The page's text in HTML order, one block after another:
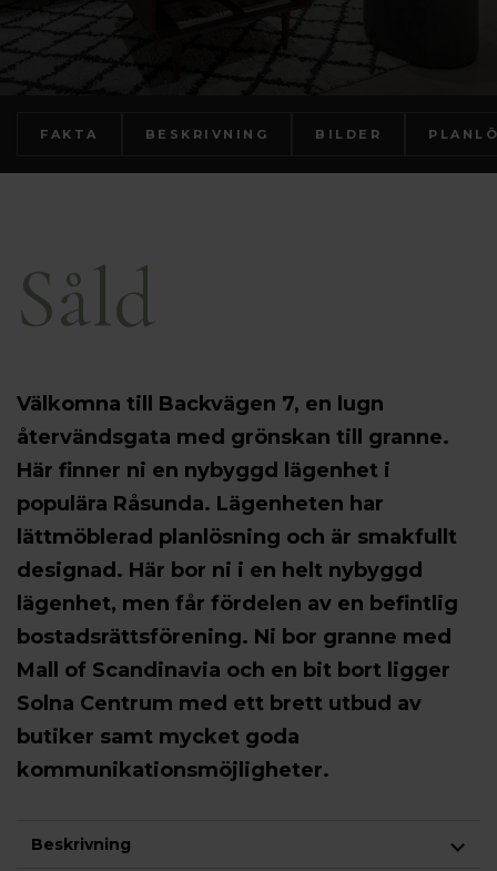
FAKTA BESKRIVNING BILDER
Såld
Välkomna till Backvägen 7, en lugn
återvändsgata med grönskan till granne.
Här finner ni en nybyggd lägenhet i
populära Råsunda. Lägenheten har
lättmöblerad planlösning och är smakfullt
designad. Här bor ni i en helt nybyggd
lägenhet, men får fördelen av en befintlig
bostadsrättsförening. Ni bor granne med
Mall of Scandinavia och en bit bort ligger
Solna Centrum med ett brett utbud av
butiker samt mycket goda
kommunikationsmöjligheter.
Beskrivning